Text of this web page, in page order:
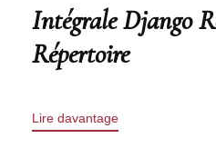
Intégrale Django
Répertoire
Lire davantage